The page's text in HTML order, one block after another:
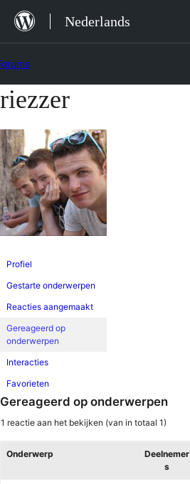
naar
Nederlands
Ga
de
inhoud
riezzer
Profiel
Gestarte onderwerpen
Reacties aangemaakt
Gereageerd op
onderwerpen
Interacties
Favorieten
Gereageerd op onderwerpen
1 reactie aan het bekijken (van in totaal 1)
Onderwerp
Deelnemer
s